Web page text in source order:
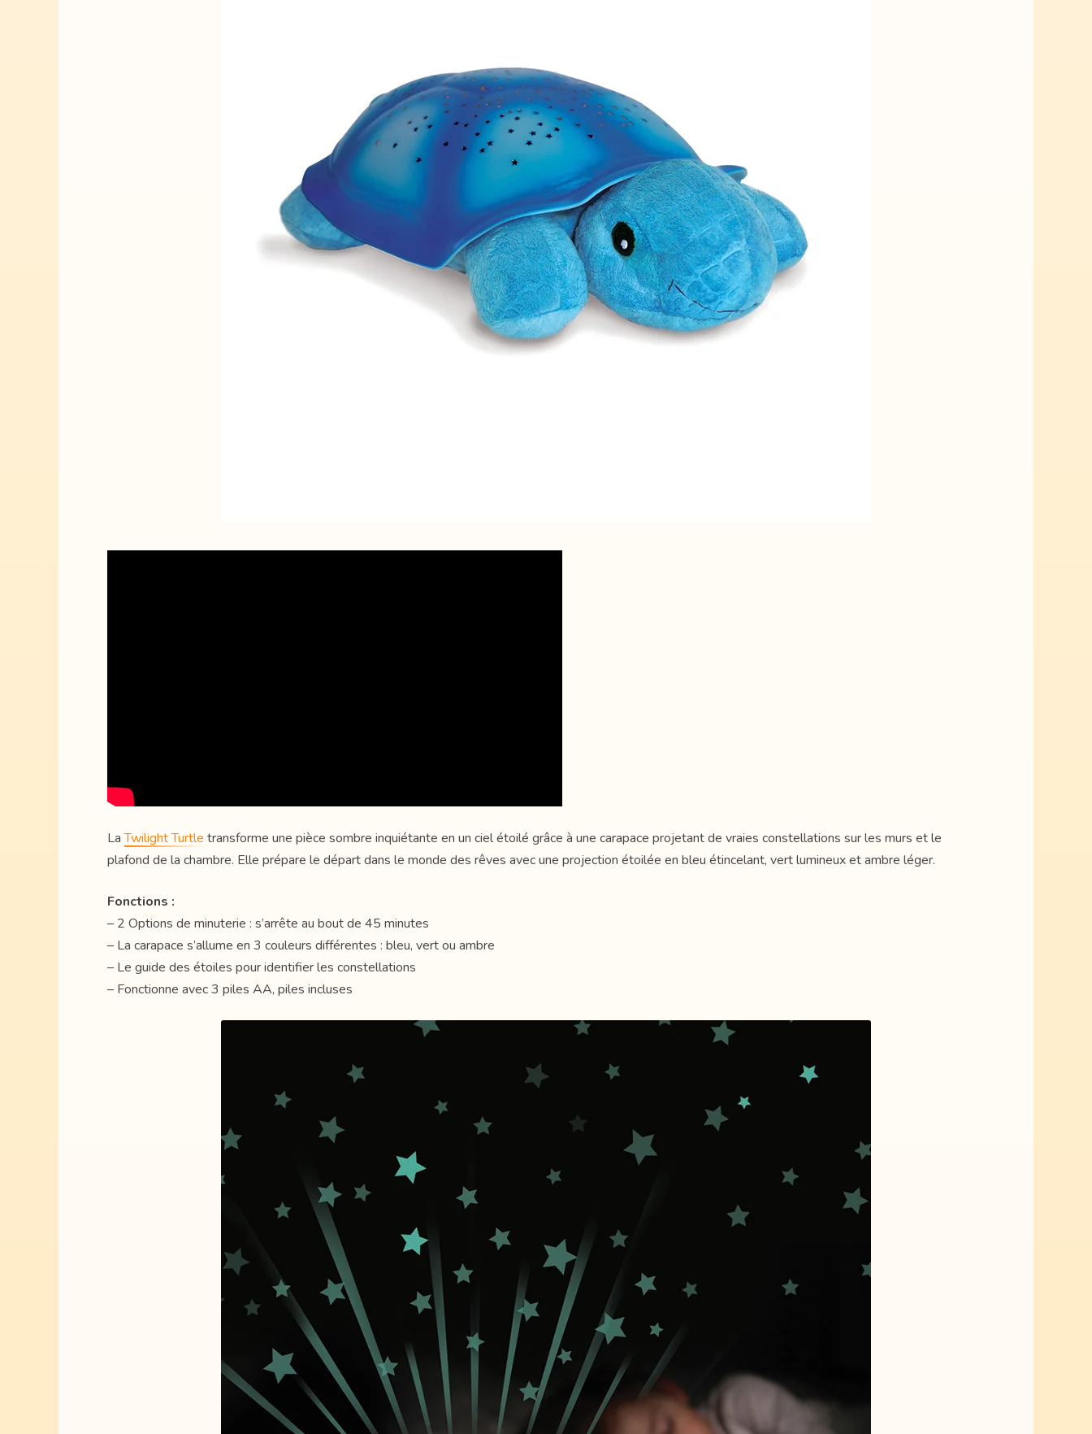
LaTwilight Turtle transforme une pièce sombre inquiétante en un ciel étoilé grâce à une carapace projetant de vraies constellations sur les murs et le
plafond de la chambre. Elle prépare le départ dans le monde des rêves avec une projection étoilée en bleu étincelant, vert lumineux et ambre léger.
Fonctions :
– 2 Options de minuterie : s’arrête au bout de 45 minutes
– La carapace s’allume en 3 couleurs différentes : bleu, vert ou ambre
– Le guide des étoiles pour identifier les constellations
– Fonctionne avec 3 piles AA, piles incluses